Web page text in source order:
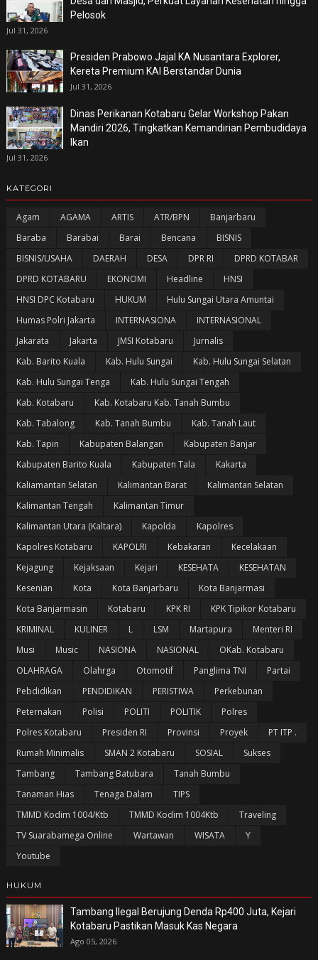
Pelosok
Jul 31, 2026
Presiden Prabowo Jajal KA Nusantara Explorer,
Kereta Premium KAI Berstandar Dunia
Jul 31, 2026
Dinas Perikanan Kotabaru Gelar Workshop Pakan
Mandiri 2026, Tingkatkan Kemandirian Pembudidaya
Ikan
Jul 31, 2026
KATEGORI
Agam AGAMA ARTIS ATR/BPN
Banjarbaru
Baraba
Barabai Barai Bencana
BISNIS
BISNIS/USAHA
DAERAH DESA DPR RI
DPRD KOTABAR
DPRD KOTABARU
EKONOMI Headline
HNSI
HNSI DPC Kotabaru
HUKUM
Hulu Sungai Utara Amuntai
Humas Polri Jakarta
INTERNASIONA
INTERNASIONAL
Jakarata
Jakarta JMSI Kotabaru
Jurnalis
Kab. Barito Kuala
Kab. Hulu Sungai
Kab. Hulu Sungai Selatan
Kab. Hulu Sungai Tenga
Kab. Hulu Sungai Tengah
Kab. Kotabaru
Kab. Kotabaru Kab. Tanah Bumbu
Kab. Tabalong
Kab. Tanah Bumbu
Kab. Tanah Laut
Kab. Tapin
Kabupaten Balangan
Kabupaten Banjar
Kabupaten Barito Kuala
Kabupaten Tala
Kakarta
Kaliamantan Selatan
Kalimantan Barat
Kalimantan Selatan
Kalimantan Tengah
Kalimantan Timur
Kalimantan Utara (Kaltara)
Kapolda
Kapolres
Kapolres Kotabaru
KAPOLRI Kebakaran
Kecelakaan
Kejagung
Kejaksaan Kejari KESEHATA
KESEHATAN
Kesenian
Kota Kota Banjarbaru
Kota Banjarmasi
Kota Banjarmasin
Kotabaru KPK RI
KPK Tipikor Kotabaru
KRIMINAL
KULINER L LSM Martapura
Menteri RI
Musi
Music NASIONA NASIONAL
OKab. Kotabaru
OLAHRAGA
Olahrga Otomotif Panglima TNI
Partai
Pebdidikan
PENDIDIKAN PERISTIWA
Perkebunan
Peternakan
Polisi POLITI POLITIK
Polres
Polres Kotabaru
Presiden RI Provinsi Proyek
PT ITP .
Rumah Minimalis
SMAN 2 Kotabaru SOSIAL
Sukses
Tambang
Tambang Batubara
Tanah Bumbu
Tanaman Hias
Tenaga Dalam
TIPS
TMMD Kodim 1004/Ktb
TMMD Kodim 1004Ktb
Traveling
TV Suarabamega Online
Wartawan WISATA
Y
Youtube
HUKUM
Tambang Ilegal Berujung Denda Rp400 Juta, Kejari
Kotabaru Pastikan Masuk Kas Negara
Ago 05, 2026